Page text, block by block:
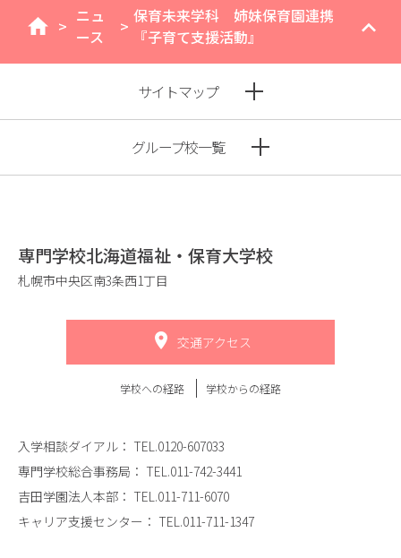
home
> ニュ
ース
> 保育未来学科 姉妹保育園連携
『子育て支援活動』
サイトマップ
グループ校一覧
専門学校北海道福祉・保育大学校
札幌市中央区南3条西1丁目
交通アクセス
学校への経路 学校からの経路
入学相談ダイアル： TEL.0120-607033
専門学校総合事務局： TEL.011-742-3441
吉田学園法人本部： TEL.011-711-6070
キャリア支援センター： TEL.011-711-1347